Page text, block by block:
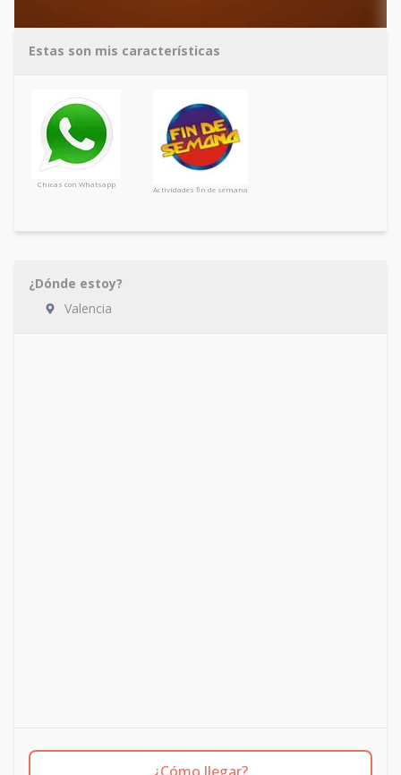
Estas son mis características
Chicas con Whatsapp
Actividades fin de semana
¿Dónde estoy?
Valencia